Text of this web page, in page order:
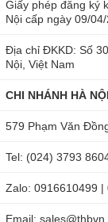
Giấy phép đăng ký
Nội cấp ngày 09/
Địa chỉ ĐKKD: Số
Nội, Việt Nam
CHI NHÁNH HÀ NỘI
579 Phạm Văn
Tel: (024) 3793
Zalo: 0916610499 |
Email: